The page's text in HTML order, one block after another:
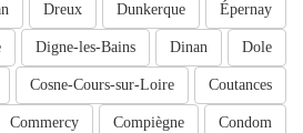
Épernay
Dunkerque
Dreux
Dole
Dinan
Digne-les-Bains
Coutances
Cosne-Cours-sur-Loire
Condom
Compiègne
Commercy